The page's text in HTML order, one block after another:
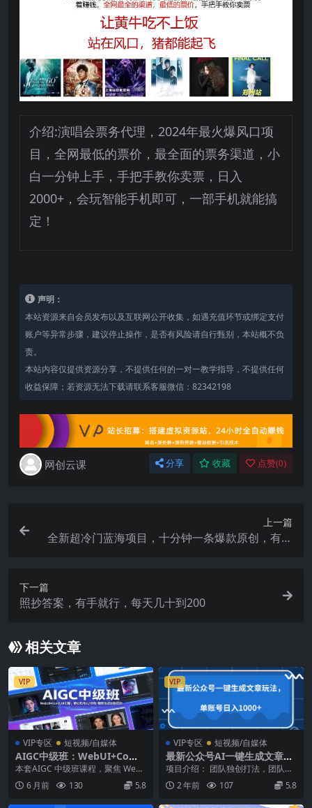
介绍:演唱会票务代理，2024年最火爆风口项
目，全网最低的票价，最全面的票务渠道，小
白一分钟上手，手把手教你卖票，日入
2000+，会玩智能手机即可，一部手机就能搞
定！
声明：
本站资源来自会员发布以及互联网公开收集，如遇充值环节或绑定支付
账户等异常步骤，建议停止操作，是否有风险请自行甄别，本站概不负
责。
本站内容仅提供资源分享，不提供任何的一对一教学指导，不提供任何
收益保障；若资源无法下载请联系客服微信：82342198
网创云课 分享 收藏 点赞(0)
上一篇
全新超冷门蓝海项目，十分钟一条爆款原创，有人
下一篇
照抄答案，有手就行，每天几十到200
相关文章
VIP
VIP专区 短视频/自媒体
AIGC中级班：WebUI+Comf
yUI实操，解锁风格化/换脸/
本套AIGC 中级班课程，聚焦 Web
UI 与 ComfyUI 两大核心工具的进...
6 月前 130 5.8
VIP
VIP专区 短视频/自媒体
最新公众号AI一键生成文章玩
法，单帐号日入1000+
项目介绍： 团队独创打法，团队自
己研发的插件，利用插件实现文章
采集，然后AI一键...
2 年前 107 5.8